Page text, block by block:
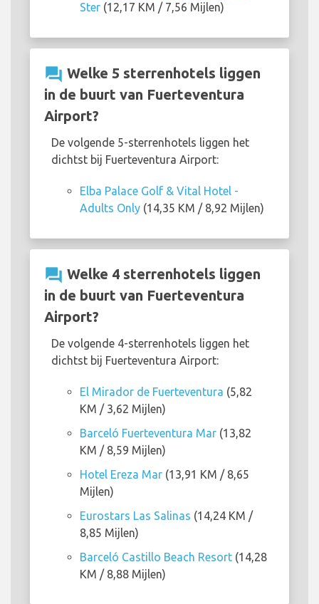
Ster (12,17 KM / 7,56 Mijlen)
question_answer Welke 5 sterrenhotels liggen
in de buurt van Fuerteventura
Airport?
De volgende 5-sterrenhotels liggen het
dichtst bij Fuerteventura Airport:
Elba Palace Golf & Vital Hotel -
Adults Only (14,35 KM / 8,92 Mijlen)
question_answer Welke 4 sterrenhotels liggen
in de buurt van Fuerteventura
Airport?
De volgende 4-sterrenhotels liggen het
dichtst bij Fuerteventura Airport:
El Mirador de Fuerteventura (5,82
KM / 3,62 Mijlen)
Barceló Fuerteventura Mar (13,82
KM / 8,59 Mijlen)
Hotel Ereza Mar (13,91 KM / 8,65
Mijlen)
Eurostars Las Salinas (14,24 KM /
8,85 Mijlen)
Barceló Castillo Beach Resort (14,28
KM / 8,88 Mijlen)